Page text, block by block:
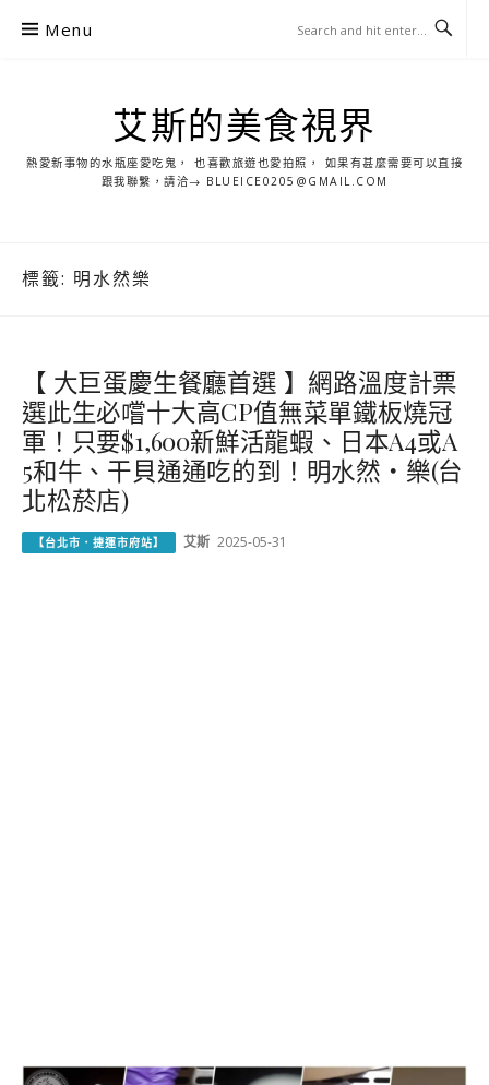
Menu
艾斯的美食視界
熱愛新事物的水瓶座愛吃鬼， 也喜歡旅遊也愛拍照， 如果有甚麼需要可以直接
跟我聯繫，請洽→ BLUEICE0205@GMAIL.COM
標籤: 明水然樂
【 大巨蛋慶生餐廳首選 】網路溫度計票
選此生必嚐十大高CP值無菜單鐵板燒冠
軍！只要$1,600新鮮活龍蝦、日本A4或A
5和牛、干貝通通吃的到！明水然・樂(台
北松菸店)
【台北市．捷運市府站】 艾斯 2025-05-31